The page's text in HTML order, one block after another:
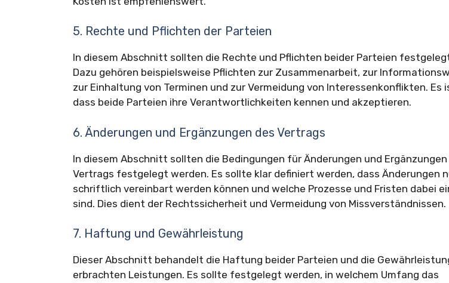
5. Rechte und Pflichten der Parteien
In diesem Abschnitt sollten die Rechte und Pflichten beider Parteien
Dazu gehören beispielsweise Pflichten zur Zusammenarbeit, zur
zur Einhaltung von Terminen und zur Vermeidung von Interessenkonflikten. Es
dass beide Parteien ihre Verantwortlichkeiten kennen und akzeptieren.
6. Änderungen und Ergänzungen des Vertrags
In diesem Abschnitt sollten die Bedingungen für Änderungen und Ergänzungen
Vertrags festgelegt werden. Es sollte klar definiert werden, dass Änderungen
schriftlich vereinbart werden können und welche Prozesse und Fristen dabei
sind. Dies dient der Rechtssicherheit und Vermeidung von Missverständnissen.
7. Haftung und Gewährleistung
Dieser Abschnitt behandelt die Haftung beider Parteien und die
erbrachten Leistungen. Es sollte festgelegt werden, in welchem Umfang das